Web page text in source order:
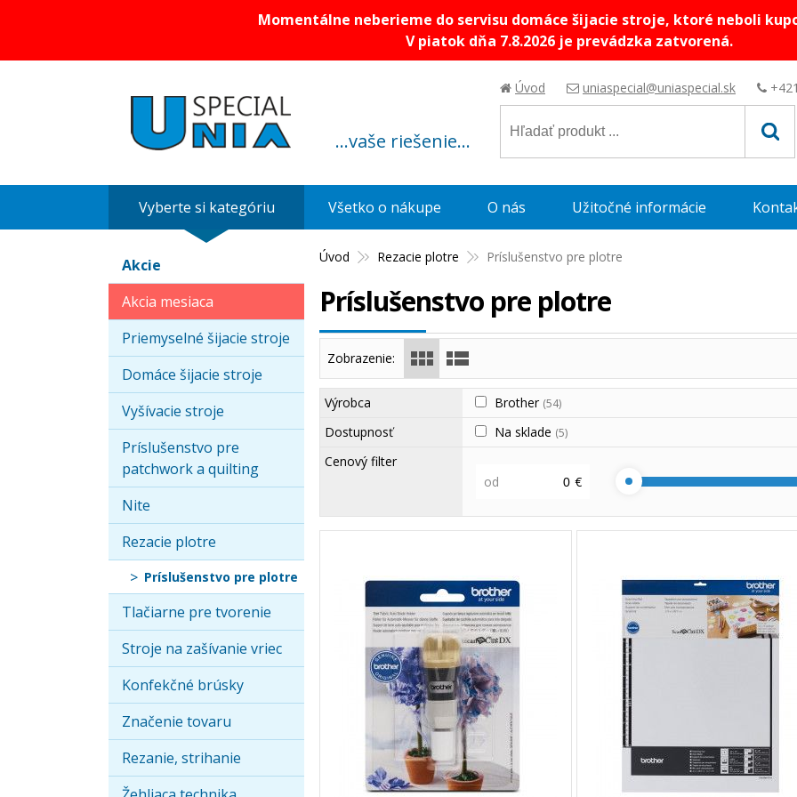
Momentálne neberieme do servisu domáce šijacie stroje, ktoré neboli
V piatok dňa 7.8.2026 je prevádzka zatvorená.
...vaše riešenie...
Úvod uniaspecial@uniaspecial.sk
Úvod Rezacie plotre Príslušenstvo pre plotre
Príslušenstvo pre plotre
Zobrazenie:
Výrobca Brother (54)
Dostupnosť Na sklade (5)
Cenový filter
od
€
Akcie
Akcia mesiaca
Priemyselné šijacie stroje
Domáce šijacie stroje
Vyšívacie stroje
Príslušenstvo pre
patchwork a quilting
Nite
Rezacie plotre
Príslušenstvo pre plotre
Tlačiarne pre tvorenie
Stroje na zašívanie vriec
Konfekčné brúsky
Značenie tovaru
Rezanie, strihanie
Vyberte si kategóriu Všetko o nákupe O nás Užitočné informácie